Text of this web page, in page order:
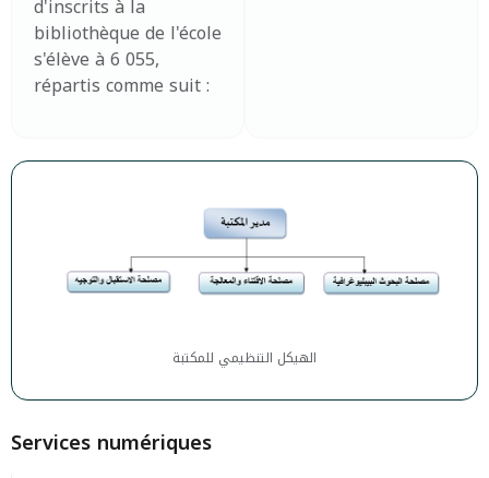
d'inscrits à la
bibliothèque de l'école
s'élève à 6 055,
répartis comme suit :
الهيكل التنظيمي للمكتبة
Services numériques